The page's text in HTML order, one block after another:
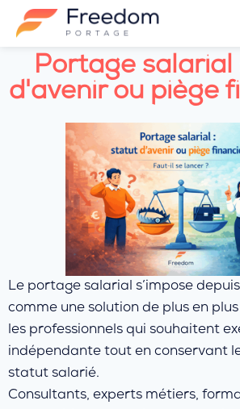
Portage
d'avenir ou piège
Le portage salarial s’impose
comme une solution de plus en
les professionnels qui souhaitent
indépendante tout en conservant
statut salarié.
Consultants, experts métiers,